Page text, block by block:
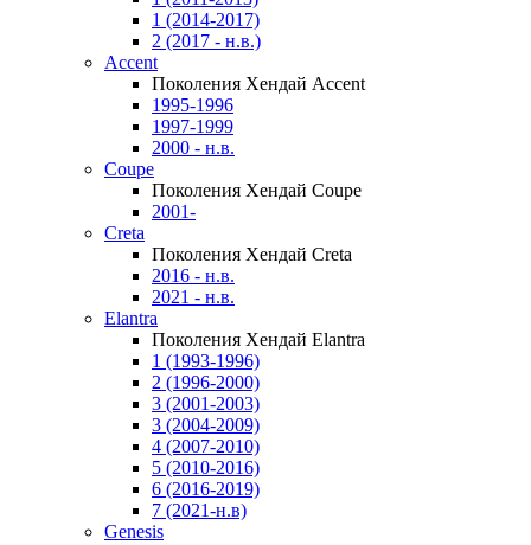
1 (2014-2017)
2 (2017 - н.в.)
Accent
Поколения Хендай Accent
1995-1996
1997-1999
2000 - н.в.
Coupe
Поколения Хендай Coupe
2001-
Creta
Поколения Хендай Creta
2016 - н.в.
2021 - н.в.
Elantra
Поколения Хендай Elantra
1 (1993-1996)
2 (1996-2000)
3 (2001-2003)
3 (2004-2009)
4 (2007-2010)
5 (2010-2016)
6 (2016-2019)
7 (2021-н.в)
Genesis